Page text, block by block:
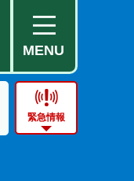
MENU
公営住宅
緊急情報